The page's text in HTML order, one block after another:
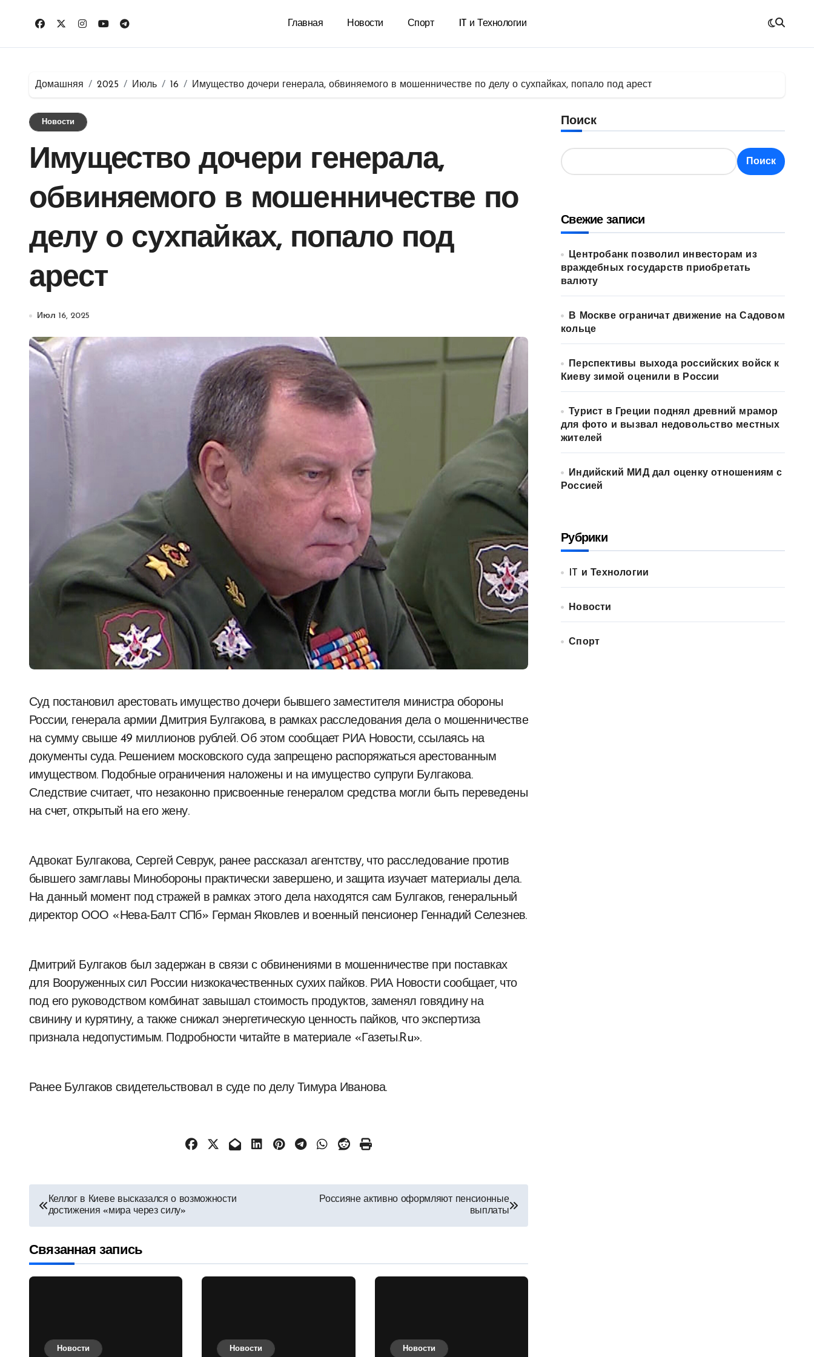
Главная Новости Спорт IT и Технологии
Домашняя 2025 Июль 16 Имущество дочери генерала, обвиняемого в мошенничестве по делу о сухпайках, попало под арест
Новости
Имущество дочери генерала,
обвиняемого в мошенничестве по
делу о сухпайках, попало под
арест
Июл 16, 2025
Суд постановил арестовать имущество дочери бывшего заместителя министра обороны
России, генерала армии Дмитрия Булгакова, в рамках расследования дела о мошенничестве
на сумму свыше 49 миллионов рублей. Об этом сообщает РИА Новости, ссылаясь на
документы суда. Решением московского суда запрещено распоряжаться арестованным
имуществом. Подобные ограничения наложены и на имущество супруги Булгакова.
Следствие считает, что незаконно присвоенные генералом средства могли быть переведены
на счет, открытый на его жену.
Адвокат Булгакова, Сергей Севрук, ранее рассказал агентству, что расследование против
бывшего замглавы Минобороны практически завершено, и защита изучает материалы дела.
На данный момент под стражей в рамках этого дела находятся сам Булгаков, генеральный
директор ООО «Нева-Балт СПб» Герман Яковлев и военный пенсионер Геннадий Селезнев.
Дмитрий Булгаков был задержан в связи с обвинениями в мошенничестве при поставках
для Вооруженных сил России низкокачественных сухих пайков. РИА Новости сообщает, что
под его руководством комбинат завышал стоимость продуктов, заменял говядину на
свинину и курятину, а также снижал энергетическую ценность пайков, что экспертиза
признала недопустимым. Подробности читайте в материале «Газеты.Ru».
Ранее Булгаков свидетельствовал в суде по делу Тимура Иванова.
Навигация
по
записям
Келлог в Киеве высказался о возможности
достижения «мира через силу»
Россияне активно оформляют пенсионные
выплаты
Связанная запись
Новости Новости Новости
Поиск
Поиск
Свежие записи
Центробанк позволил инвесторам из
враждебных государств приобретать
валюту
В Москве ограничат движение на Садовом
кольце
Перспективы выхода российских войск к
Киеву зимой оценили в России
Турист в Греции поднял древний мрамор
для фото и вызвал недовольство местных
жителей
Индийский МИД дал оценку отношениям с
Россией
Рубрики
IT и Технологии
Новости
Спорт